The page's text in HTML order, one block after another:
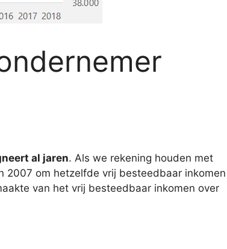
al jaren. Als we rekening houden met
2007 om hetzelfde vrij besteedbaar inkomen
van het vrij besteedbaar inkomen over